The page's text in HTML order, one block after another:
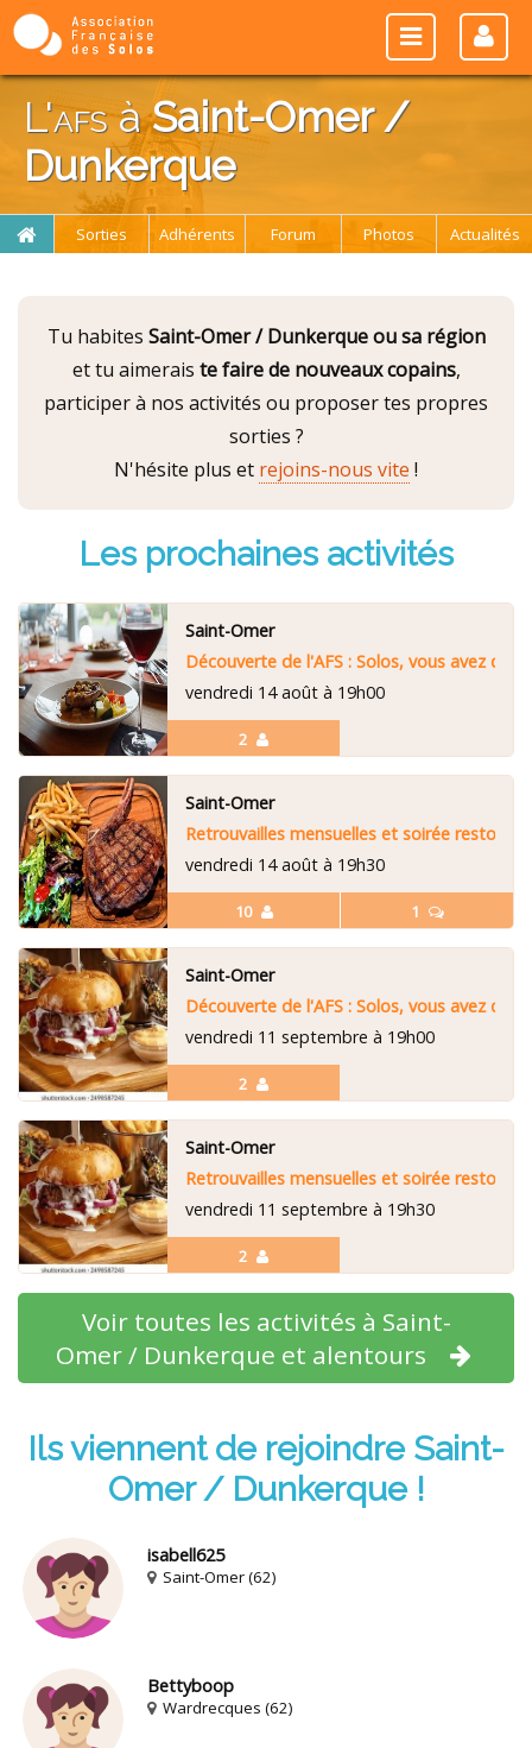
L'afsàSaint-Omer /
Dunkerque
Sorties Adhérents Forum Photos Actualités
Tu habites Saint-Omer / Dunkerque ou sa région
et tu aimerais te faire de nouveaux copains,
participer à nos activités ou proposer tes propres
sorties ?
N'hésite plus et rejoins-nous vite !
Les prochaines activités
2
Saint-Omer
Découverte de l'AFS : Solos, vous avez dit
vendredi 14 août à 19h00
10 1
Saint-Omer
Retrouvailles mensuelles et soirée resto
vendredi 14 août à 19h30
2
Saint-Omer
Découverte de l'AFS : Solos, vous avez dit
vendredi 11 septembre à 19h00
2
Saint-Omer
Retrouvailles mensuelles et soirée resto
vendredi 11 septembre à 19h30
Voir toutes les activités à Saint-
Omer / Dunkerque et alentours
Ils viennent de rejoindre Saint-
Omer / Dunkerque !
isabell625
Saint-Omer (62)
Bettyboop
Wardrecques (62)